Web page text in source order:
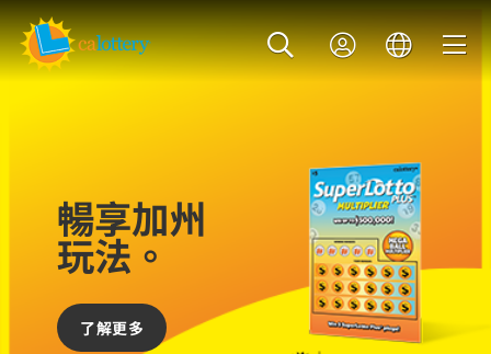
暢享加州
玩法。
了解更多